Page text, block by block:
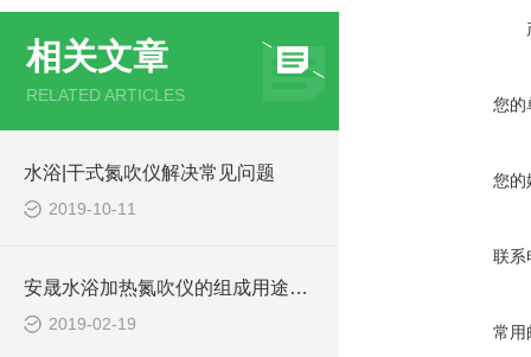
相关文章
RELATED ARTICLES
水浴|干式氮吹仪解决常见问题
2019-10-11
安晟水浴加热氮吹仪的组成用途及原理介绍
2019-02-19
您的
您的
联系
常用